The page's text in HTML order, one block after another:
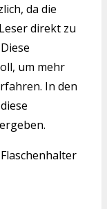
da die
direkt zu
um mehr
In den